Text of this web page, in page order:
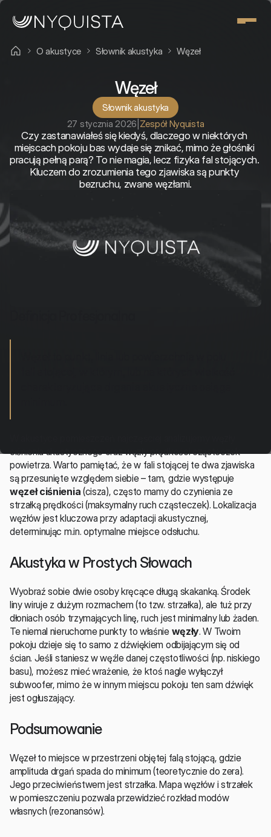
Węzeł
27 stycznia 2026 Zespół Nyquista
Słownik akustyka
Czy zastanawiałeś się kiedyś, dlaczego w niektórych
miejscach pokoju bas wydaje się znikać, mimo że głośniki
pracują pełną parą? To nie magia, lecz fizyka fal stojących.
Kluczem do zrozumienia tego zjawiska są punkty
bezruchu, zwane węzłami.
ciśnienia akustycznego oraz węzły prędkości cząsteczek
powietrza. Warto pamiętać, że w fali stojącej te dwa zjawiska
węzeł ciśnienia (cisza), często mamy do czynienia ze
strzałką prędkości (maksymalny ruch cząsteczek). Lokalizacja
węzłów jest kluczowa przy adaptacji akustycznej,
determinując m.in. optymalne miejsce odsłuchu.
Akustyka w Prostych Słowach
Wyobraź sobie dwie osoby kręcące długą skakanką. Środek
liny wiruje z dużym rozmachem (to tzw. strzałka), ale tuż przy
dłoniach osób trzymających linę, ruch jest minimalny lub żaden.
Te niemal nieruchome punkty to właśnie węzły. W Twoim
pokoju dzieje się to samo z dźwiękiem odbijającym się od
ścian. Jeśli staniesz w węźle danej częstotliwości (np. niskiego
basu), możesz mieć wrażenie, że ktoś nagle wyłączył
subwoofer, mimo że w innym miejscu pokoju ten sam dźwięk
jest ogłuszający.
Podsumowanie
Węzeł to miejsce w przestrzeni objętej falą stojącą, gdzie
amplituda drgań spada do minimum (teoretycznie do zera).
Jego przeciwieństwem jest strzałka. Mapa węzłów i strzałek
w pomieszczeniu pozwala przewidzieć rozkład modów
własnych (rezonansów).
O akustyce Słownik akustyka Węzeł